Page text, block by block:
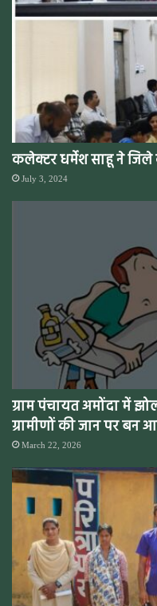
कलेक्टर धर्मेश साहू ने जिले
July 3, 2024
ग्राम पंचायत अमोंदा में
ग्रामीणों की जान पर बन
March 22, 2026